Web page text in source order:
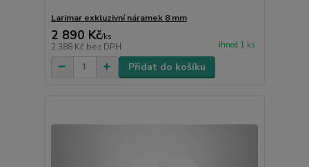
Larimar exkluzivní náramek 8 mm
2 890 Kč/ks
2 388 Kč bez DPH ihned 1 ks
Přidat do košíku